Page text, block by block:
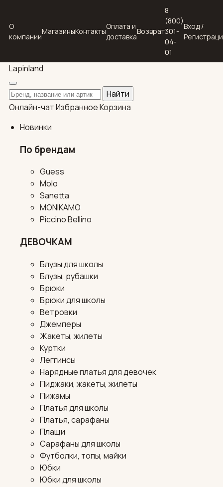
О
компании
МагазиныКонтакты
Оплата и
доставка
Возврат
8
(800)
301-
04-
01
Вход /
Lapinland
Поиск по каталогу
Найти
Онлайн-чатИзбранноеКорзина
Новинки
По брендам
Guess
Molo
Sanetta
MONIKAMO
Piccino Bellino
ДЕВОЧКАМ
Блузы для школы
Блузы, рубашки
Брюки
Брюки для школы
Ветровки
Джемперы
Жакеты, жилеты
Куртки
Леггинсы
Нарядные платья для девочек
Пиджаки, жакеты, жилеты
Пижамы
Платья для школы
Платья, сарафаны
Плащи
Сарафаны для школы
Футболки, топы, майки
Юбки
Юбки для школы